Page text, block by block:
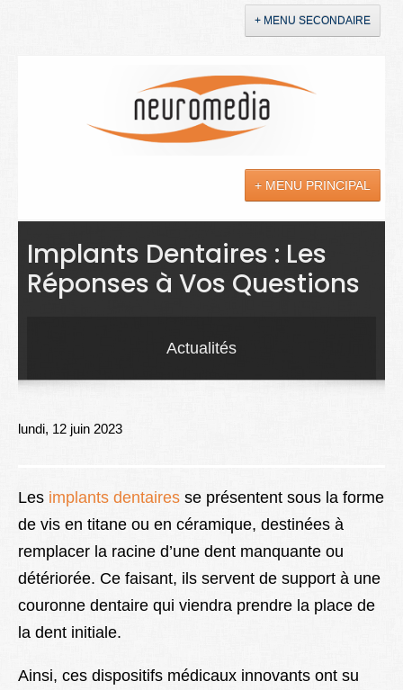
+ MENU SECONDAIRE
+ MENU PRINCIPAL
Actualités
Sciences
Droit
Lexique
Implants Dentaires : Les
Réponses à Vos Questions
Actualités
lundi, 12 juin 2023
Les implants dentaires se présentent sous la forme
de vis en titane ou en céramique, destinées à
remplacer la racine d’une dent manquante ou
détériorée. Ce faisant, ils servent de support à une
couronne dentaire qui viendra prendre la place de
la dent initiale.
Ainsi, ces dispositifs médicaux innovants ont su